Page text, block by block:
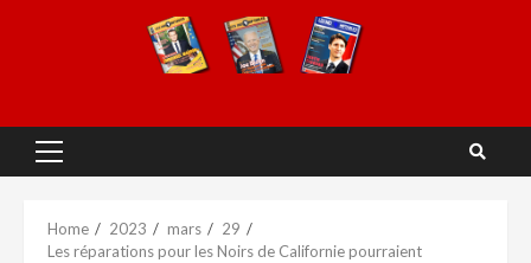
Home 2023 mars
29
Les réparations pour les Noirs de Californie pourraient